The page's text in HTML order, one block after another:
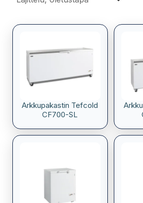
Arkkupakastin Tefcold
CF700-SL